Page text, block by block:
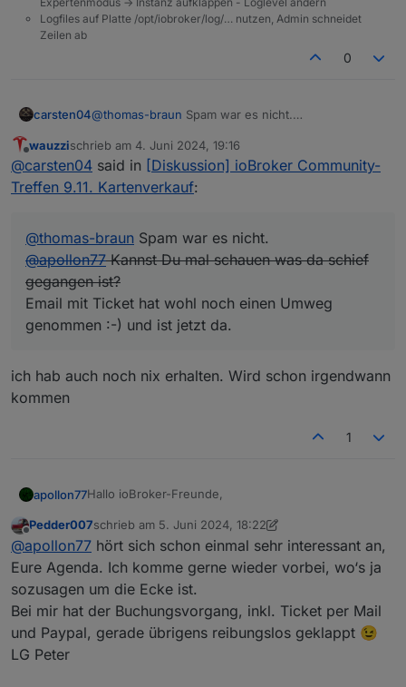
Logfiles auf Platte /opt/iobroker/log/… nutzen, Admin schneidet
Zeilen ab
0
carsten04@thomas-braun Spam war es nicht.
gegangen ist?
Email mit Ticket hat wohl noch einen Umweg
genommen :-) und ist jetzt da.
Offline
wauzzischrieb am 4. Juni 2024, 19:16
zuletzt editiert von
@carsten04 said in [Diskussion] ioBroker Community-
Treffen 9.11. Kartenverkauf:
@thomas-braun Spam war es nicht.
@apollon77Kannst Du mal schauen was da schief
gegangen ist?
Email mit Ticket hat wohl noch einen Umweg
genommen :-) und ist jetzt da.
ich hab auch noch nix erhalten. Wird schon irgendwann
kommen
1
apollon77Hallo ioBroker-Freunde,
dieses Jahr wird ioBroker 10 Jahre alt und das
wollen wir mit Euch feiern!
Am 9.11.2024 veranstalten wir aus diesem Anlass ein
Community Treffen in der Gläsernen Werkstatt in
Offline
Pedder007schrieb am 5. Juni 2024, 18:22
zuletzt editiert von Pedder0076. Mai 2024, 20:23
@apollon77 hört sich schon einmal sehr interessant an,
Eure Agenda. Ich komme gerne wieder vorbei, wo‘s ja
sozusagen um die Ecke ist.
Bei mir hat der Buchungsvorgang, inkl. Ticket per Mail
und Paypal, gerade übrigens reibungslos geklappt 😉
LG Peter